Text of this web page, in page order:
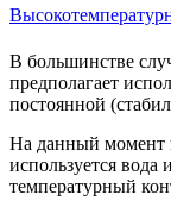
В большинстве
предполагает
постоянной
На данный момент
используется
температурный